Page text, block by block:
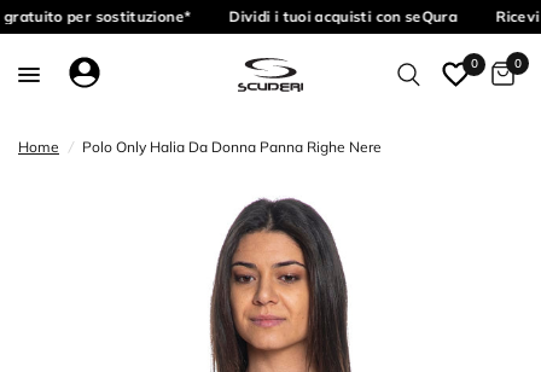
per sostituzione* Dividi i tuoi acquisti con seQura
0 0
Home / Polo Only Halia Da Donna Panna Righe Nere